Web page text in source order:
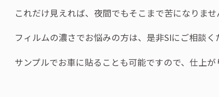
これだけ見えれば、夜間でもそこまで苦になりま
フィルムの濃さでお悩みの方は、是非SIにご相談く
サンプルでお車に貼ることも可能ですので、仕上